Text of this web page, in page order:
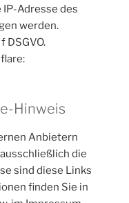
Adresse des
werden.
DSGVO.
Hinweis
Anbietern
die
sind diese Links
finden Sie in